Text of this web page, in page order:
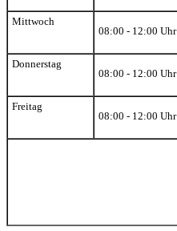
Mittwoch
08:00 - 12:00 Uhr
Donnerstag
08:00 - 12:00 Uhr
Freitag
08:00 - 12:00 Uhr